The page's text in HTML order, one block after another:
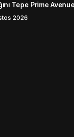
Tepe Prime
2026